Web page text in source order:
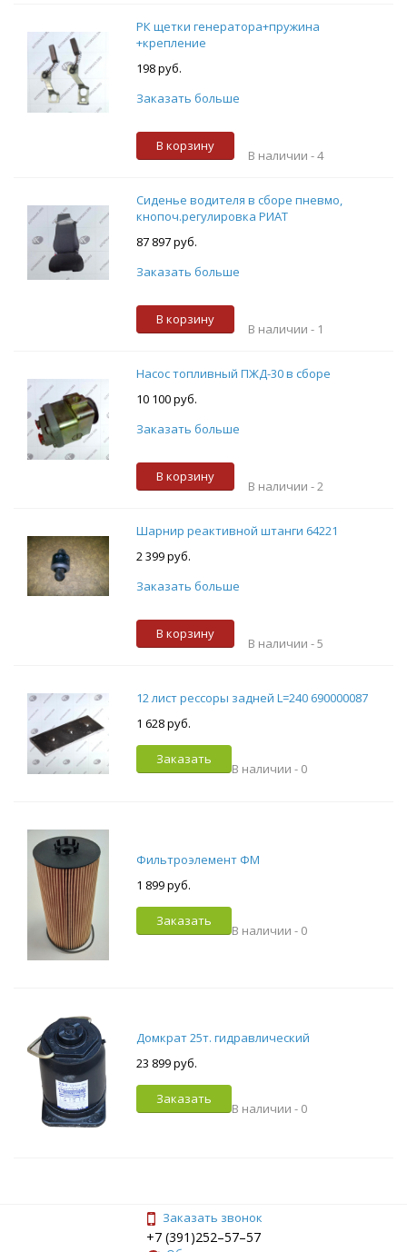
РК щетки генератора+пружина
+крепление
198 руб.
Заказать больше
В корзину
В наличии -4
Сиденье водителя в сборе пневмо,
кнопоч.регулировка РИАТ
87 897 руб.
Заказать больше
В корзину
В наличии - 1
Насос топливный ПЖД-30 в сборе
10 100 руб.
Заказать больше
В корзину
В наличии - 2
Шарнир реактивной штанги 64221
2 399 руб.
Заказать больше
В корзину
В наличии -5
12 лист рессоры задней L=240 690000087
1 628 руб.
Заказать
В наличии - 0
Фильтроэлемент ФМ
1 899 руб.
Заказать
В наличии - 0
Домкрат 25т. гидравлический
23 899 руб.
Заказать
В наличии - 0
Заказать звонок
+7 (391)252–57–57